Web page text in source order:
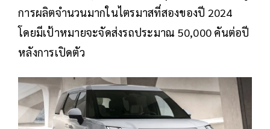
การผลิตจำนวนมากในไตรมาสที่สองของปี 2024
โดยมีเป้าหมายจะจัดส่งรถประมาณ 50,000 คันต่อปี
หลังการเปิดตัว